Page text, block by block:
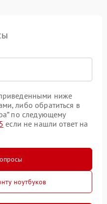
ниже
либо обратиться в
по следующему
если не нашли ответ на
ноутбуков